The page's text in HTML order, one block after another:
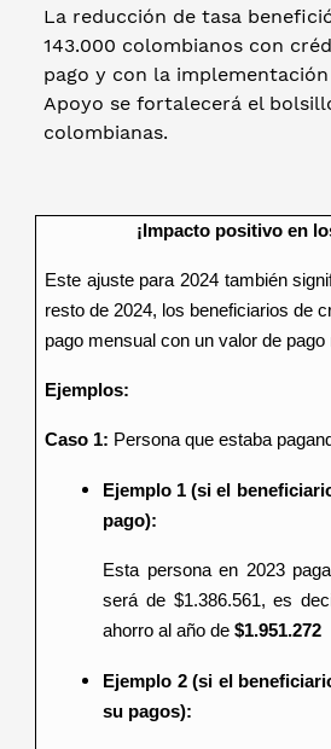
La reducción de tasa
143.000 colombianos con
pago y con la
Apoyo se fortalecerá el
colombianas.
¡Impacto positivo en
Este ajuste para 2024 también
resto de 2024, los beneficiarios de
pago mensual con un valor de
Ejemplos:
Caso 1: Persona que estaba
Ejemplo 1 (si el
pago):
Esta persona en 2023
será de $1.386.561, es
ahorro al año de $1.951.272
Ejemplo 2 (si el
su pagos):